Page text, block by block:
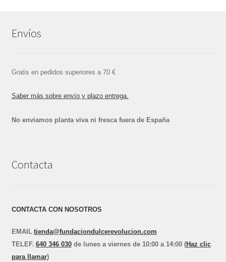
Envíos
Gratis en pedidos superiores a 70 €
Saber más sobre envío y plazo entrega.
No enviamos planta viva ni fresca fuera de España
Contacta
CONTACTA CON NOSOTROS
EMAIL tienda@fundaciondulcerevolucion.com
TELEF. 640 346 030de lunes a viernes de 10:00 a 14:00 (Haz clic
para llamar)